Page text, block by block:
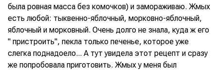
была ровная масса без комочков) и замораживаю. Жмых
есть любой: тыквенно-яблочный, морковно-яблочный,
яблочный и морковный. Очень долго не знала, куда ж его
" пристроить", пекла только печенье, которое уже
слегка поднадоело... А тут увидела этот рецепт и сразу
же попробовала приготовить. Жмых у меня был